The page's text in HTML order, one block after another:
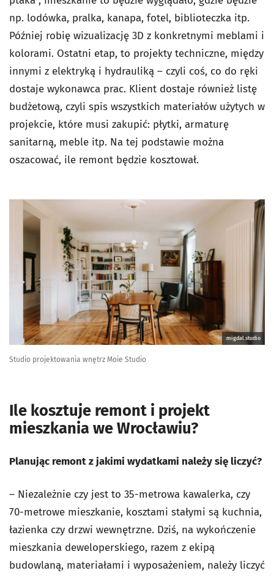
np. lodówka, pralka, kanapa, fotel, biblioteczka itp.
Później robię wizualizację 3D z konkretnymi meblami i
kolorami. Ostatni etap, to projekty techniczne, między
innymi z elektryką i hydrauliką – czyli coś, co do ręki
dostaje wykonawca prac. Klient dostaje również listę
budżetową, czyli spis wszystkich materiałów użytych w
projekcie, które musi zakupić: płytki, armaturę
sanitarną, meble itp. Na tej podstawie można
oszacować, ile remont będzie kosztował.
migdal.studio
Studio projektowania wnętrz Moie Studio
Ile kosztuje remont i projekt
mieszkania we Wrocławiu?
Planując remont z jakimi wydatkami należy się liczyć?
– Niezależnie czy jest to 35-metrowa kawalerka, czy
70-metrowe mieszkanie, kosztami stałymi są kuchnia,
łazienka czy drzwi wewnętrzne. Dziś, na wykończenie
mieszkania deweloperskiego, razem z ekipą
budowlaną, materiałami i wyposażeniem, należy liczyć